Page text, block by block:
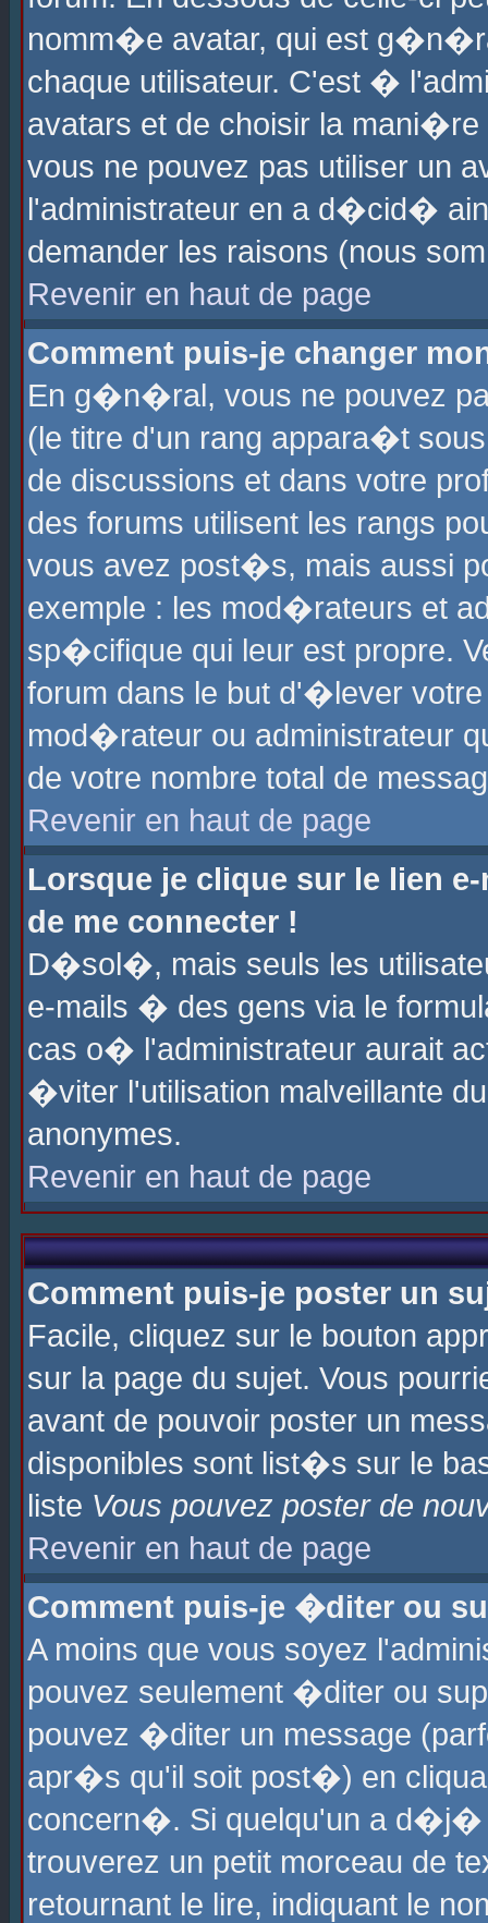
nomm�e avatar, qui est
chaque utilisateur. C'est �
avatars et de choisir la
vous ne pouvez pas utiliser un
l'administrateur en a d�cid�
demander les raisons (nous
Revenir en haut de page
Comment puis-je changer
En g�n�ral, vous ne pouvez
(le titre d'un rang appara�t
de discussions et dans votre
des forums utilisent les rangs
vous avez post�s, mais aussi
exemple : les mod�rateurs et
sp�cifique qui leur est propre.
forum dans le but d'�lever
mod�rateur ou administrateur
de votre nombre total de
Revenir en haut de page
Lorsque je clique sur le lien
de me connecter !
D�sol�, mais seuls les
e-mails � des gens via le
cas o� l'administrateur aurait
�viter l'utilisation malveillante
anonymes.
Revenir en haut de page
Comment puis-je poster un
Facile, cliquez sur le bouton
sur la page du sujet. Vous
avant de pouvoir poster un
disponibles sont list�s sur le
liste Vous pouvez poster de
Revenir en haut de page
Comment puis-je �diter ou
A moins que vous soyez
pouvez seulement �diter ou
pouvez �diter un message
apr�s qu'il soit post�) en
concern�. Si quelqu'un a
trouverez un petit morceau de
retournant le lire, indiquant le